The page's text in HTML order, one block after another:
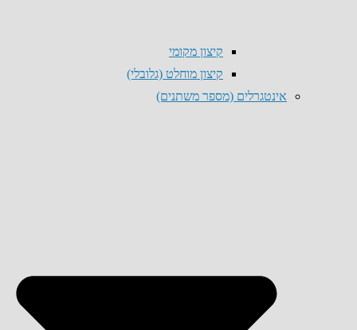
קיצון מקומי
קיצון מוחלט (גלובלי)
אינטגרלים (מספר משתנים)